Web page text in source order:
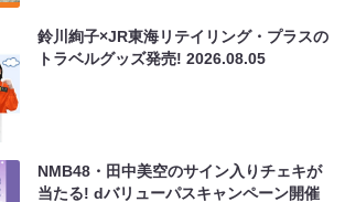
鈴川絢子×JR東海リテイリング・プラスの
トラベルグッズ発売!2026.08.05
NMB48・田中美空のサイン入りチェキが
当たる! dバリューパスキャンペーン開催